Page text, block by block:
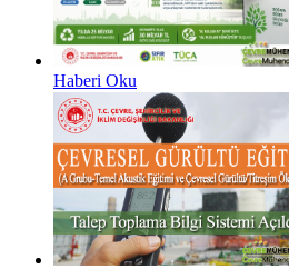
Haberi Oku